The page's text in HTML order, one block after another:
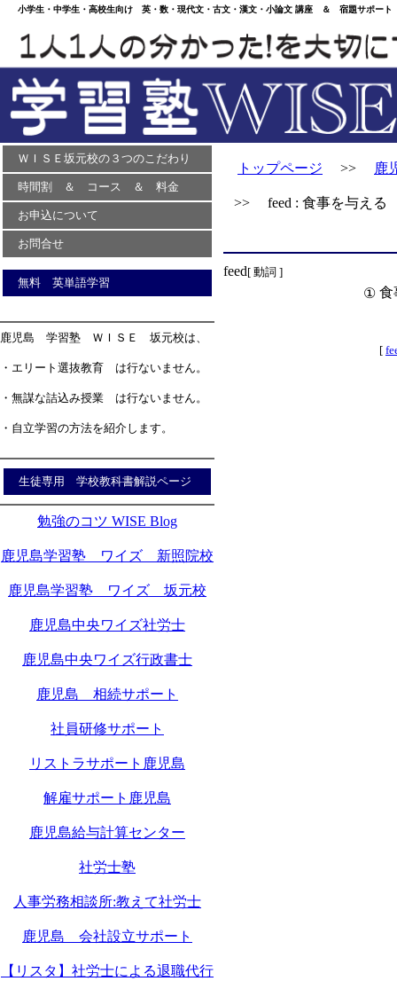
小学生・中学生・高校生向け 英・数・現代文・古文・漢文・小論文 講座 ＆ 宿題サポー
ＷＩＳＥ坂元校の３つのこだわり
時間割 ＆ コース ＆ 料金
お申込について
お問合せ
無料 英単語学習
鹿児島 学習塾 ＷＩＳＥ 坂元校は、
・エリート選抜教育 は行ないません。
・無謀な詰込み授業 は行ないません。
・自立学習の方法を紹介します。
生徒専用 学校教科書解説ページ
勉強のコツ WISE Blog
鹿児島学習塾 ワイズ 新照院校
鹿児島学習塾 ワイズ 坂元校
鹿児島中央ワイズ社労士
鹿児島中央ワイズ行政書士
鹿児島 相続サポート
社員研修サポート
リストラサポート鹿児島
解雇サポート鹿児島
鹿児島給与計算センター
社労士塾
人事労務相談所:教えて社労士
鹿児島 会社設立サポート
【リスタ】社労士による退職代行
トップページ >> 鹿
>> feed : 食事を与える
feed[ 動詞 ]
① 食
[